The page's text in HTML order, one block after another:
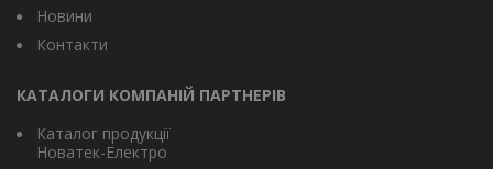
Новини
Контакти
КАТАЛОГИ КОМПАНІЙ ПАРТНЕРІВ
Каталог продукції
Новатек-Електро